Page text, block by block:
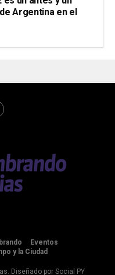
Argentina en el
Eventos
y la Ciudad
Diseñado por Social PY